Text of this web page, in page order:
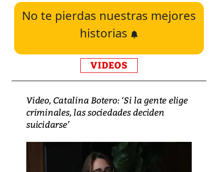
No te pierdas nuestras mejores
historias
VIDEOS
Video, Catalina Botero: ‘Si la gente elige
criminales, las sociedades deciden
suicidarse’